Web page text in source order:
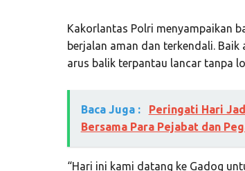
Kakorlantas Polri menyampaikan
berjalan aman dan terkendali.
arus balik terpantau lancar tanpa
Baca Juga :
Peringati Hari
Bersama Para Pejabat dan
“Hari ini kami datang ke Gadog